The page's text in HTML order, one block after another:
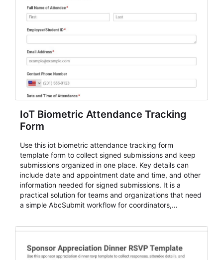
IoT Biometric Attendance Tracking
Form
Use this iot biometric attendance tracking form
template form to collect signed submissions and keep
submissions organized in one place. Key details can
include date and appointment date and time, and other
information needed for signed submissions. It is a
practical solution for teams and organizations that need
a simple AbcSubmit workflow for coordinators,